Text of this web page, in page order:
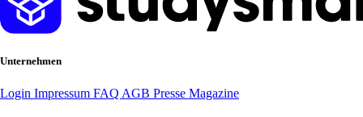
Unternehmen
Login Impressum FAQ AGB Presse Magazine